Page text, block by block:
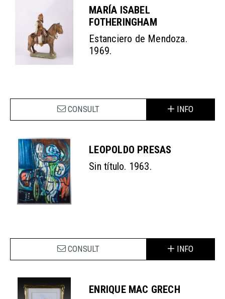
MARÍA ISABEL
FOTHERINGHAM
Estanciero de Mendoza.
1969.
CONSULT INFO
LEOPOLDO PRESAS
Sin título. 1963.
CONSULT INFO
ENRIQUE MAC GRECH